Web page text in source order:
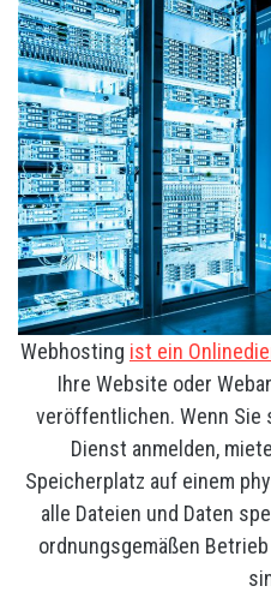
Webhosting ist ein
Ihre Website oder
veröffentlichen. Wenn Sie
Dienst anmelden,
Speicherplatz auf einem
alle Dateien und Daten
ordnungsgemäßen